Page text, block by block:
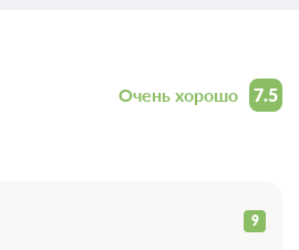
7.5
Очень хорошо
9